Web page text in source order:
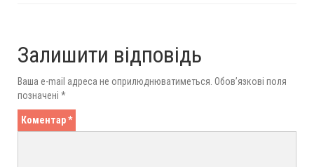
Залишити відповідь
Ваша e-mail адреса не оприлюднюватиметься. Обов’язкові поля
позначені *
Коментар*